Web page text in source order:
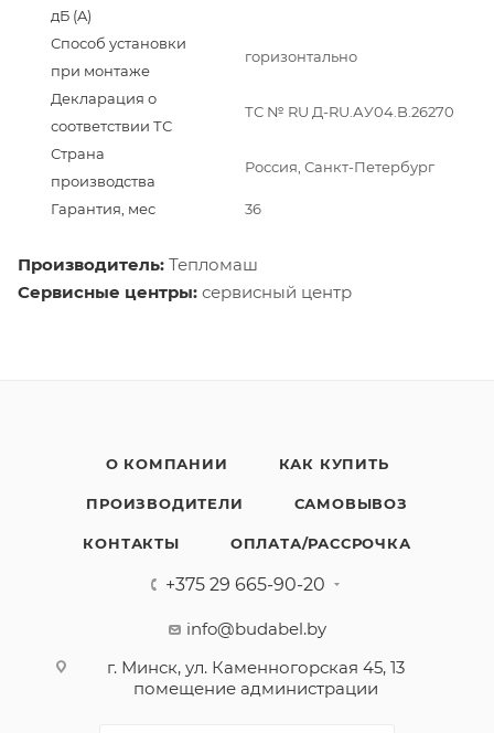
дБ (A)
Способ установки
при монтаже
горизонтально
Декларация о
соответствии ТС
ТС № RU Д-RU.АУ04.B.26270
Страна
производства
Россия, Санкт-Петербург
Гарантия, мес 36
Производитель: Тепломаш
Сервисные центры: сервисный центр
О КОМПАНИИ КАК КУПИТЬ
ПРОИЗВОДИТЕЛИ САМОВЫВОЗ
КОНТАКТЫ ОПЛАТА/РАССРОЧКА
+375 29 665-90-20
info@budabel.by
г. Минск, ул. Каменногорская 45, 13
помещение администрации